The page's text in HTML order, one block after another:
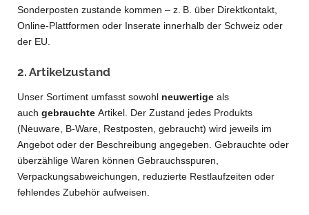
Sonderposten zustande kommen – z. B. über Direktkontakt,
Online-Plattformen oder Inserate innerhalb der Schweiz oder
der EU.
2. Artikelzustand
Unser Sortiment umfasst sowohl neuwertige als
auch gebrauchte Artikel. Der Zustand jedes Produkts
(Neuware, B-Ware, Restposten, gebraucht) wird jeweils im
Angebot oder der Beschreibung angegeben. Gebrauchte oder
überzählige Waren können Gebrauchsspuren,
Verpackungsabweichungen, reduzierte Restlaufzeiten oder
fehlendes Zubehör aufweisen.